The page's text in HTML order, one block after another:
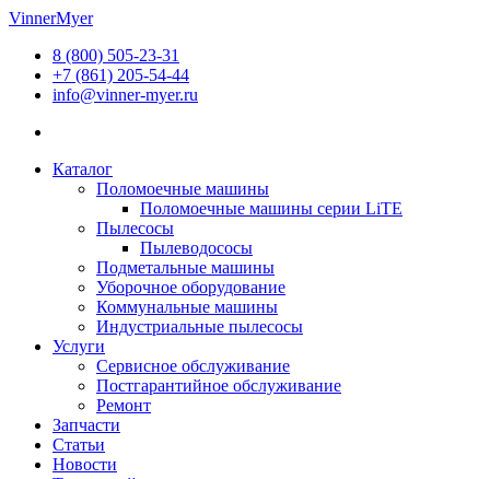
Перейти
содержимому
VinnerMyer
8 (800) 505-23-31
+7 (861) 205-54-44
info@vinner-myer.ru
Каталог
Поломоечные машины
Поломоечные машины серии LiTE
Пылесосы
Пылеводососы
Подметальные машины
Уборочное оборудование
Коммунальные машины
Индустриальные пылесосы
Услуги
Сервисное обслуживание
Постгарантийное обслуживание
Ремонт
Запчасти
Статьи
Новости